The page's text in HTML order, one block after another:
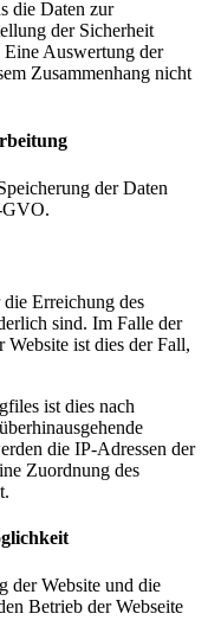
die Daten zur
der Sicherheit
Eine Auswertung der
Zusammenhang nicht
der Daten
GVO.
Erreichung des
sind. Im Falle der
Website ist dies der Fall,
ist dies nach
die IP-Adressen der
Zuordnung des
der Website und die
Betrieb der Webseite